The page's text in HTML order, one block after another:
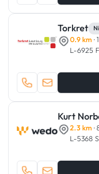
Torkret
0.9 km
L-6925
Kurt
2.3 km
L-5368